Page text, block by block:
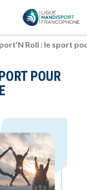
Roll : le sport
POUR